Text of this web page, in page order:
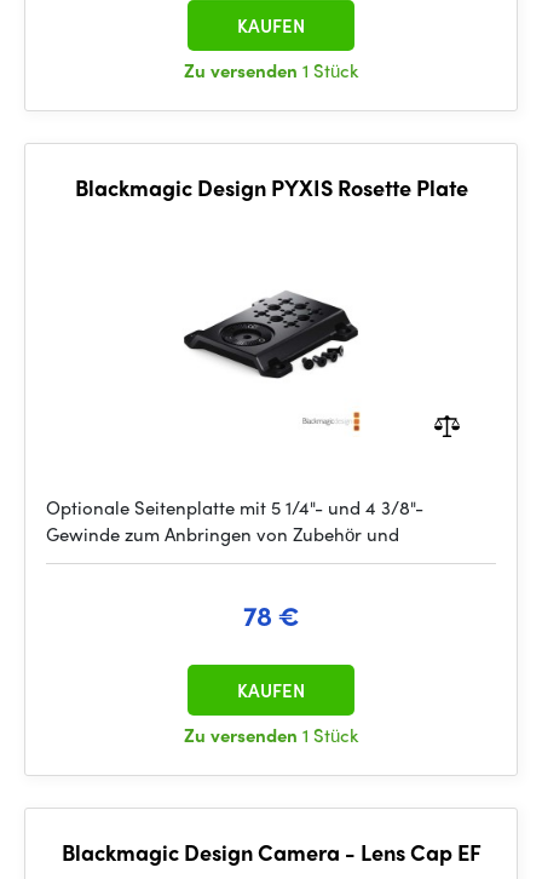
Zu versenden 1 Stück
KAUFEN
Blackmagic Design PYXIS Rosette Plate
Optionale Seitenplatte mit 5 1/4"- und 4 3/8"-
Gewinde zum Anbringen von Zubehör und
78 €
Zu versenden 1 Stück
KAUFEN
Blackmagic Design Camera - Lens Cap EF